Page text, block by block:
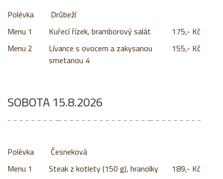
Drůbeží
Menu 1
Kuřecí řízek, bramborový salát
175,- Kč
Menu 2
Lívance s ovocem a zakysanou
smetanou 4
155,- Kč
SOBOTA 15.8.2026
Česneková
Menu 1
Steak z kotlety (150 g), hranolky
189,- Kč